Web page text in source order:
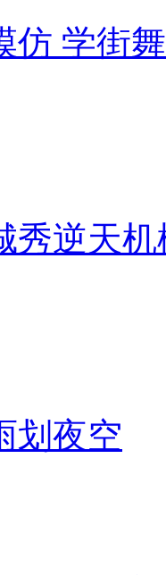
仿 学街
秀逆天机
划夜空